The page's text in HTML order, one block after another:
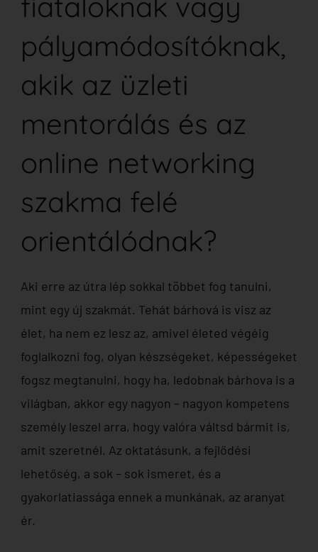
pályamódosítóknak,
akik az üzleti
mentorálás és az
online networking
szakma felé
orientálódnak?
Aki erre az útra lép sokkal többet fog tanulni,
mint egy új szakmát. Tehát bárhová is visz az
élet, ha nem ez lesz az, amivel életed végéig
foglalkozni fog, olyan készségeket, képességeket
fogsz megtanulni, hogy ha, ledobnak bárhova is a
világban, akkor egy nagyon – nagyon kompetens
személy leszel arra, hogy valóra váltsd bármit is,
amit szeretnél. Az oktatásunk, a fejlődési
lehetőség, a sok – sok ismeret, és a
gyakorlatiassága ennek a munkának, az aranyat
ér.